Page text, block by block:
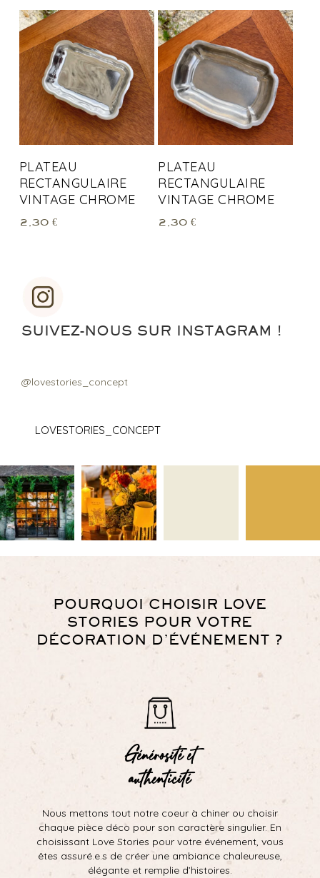
PLATEAU
RECTANGULAIRE
VINTAGE CHROME
2,30 €
PLATEAU
RECTANGULAIRE
VINTAGE CHROME
2,30€
SUIVEZ-NOUS SUR INSTAGRAM !
@lovestories_concept
LOVESTORIES_CONCEPT
POURQUOI CHOISIR LOVE
STORIES POUR VOTRE
DÉCORATION D’ÉVÉNEMENT ?
Générosité et
authenticité
Nous mettons tout notre coeur à chiner ou choisir
chaque pièce déco pour son caractère singulier. En
choisissant Love Stories pour votre événement, vous
êtes assuré.e.s de créer une ambiance chaleureuse,
élégante et remplie d’histoires.